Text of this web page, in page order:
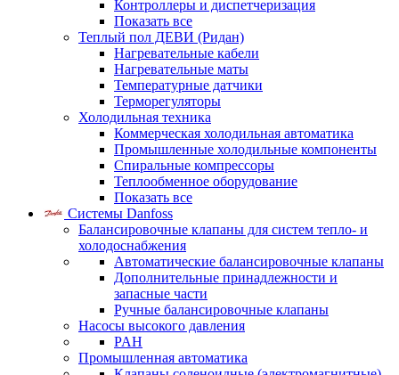
Контроллеры и диспетчеризация
Показать все
Теплый пол ДЕВИ (Ридан)
Нагревательные кабели
Нагревательные маты
Температурные датчики
Терморегуляторы
Холодильная техника
Коммерческая холодильная автоматика
Промышленные холодильные компоненты
Спиральные компрессоры
Теплообменное оборудование
Показать все
Системы Danfoss
Балансировочные клапаны для систем тепло- и
холодоснабжения
Автоматические балансировочные клапаны
Дополнительные принадлежности и
запасные части
Ручные балансировочные клапаны
Насосы высокого давления
PAH
Промышленная автоматика